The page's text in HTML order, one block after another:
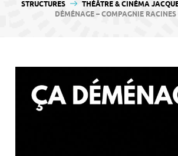
STRUCTURES
THÉÂTRE & CINÉMA
DÉMÉNAGE – COMPAGNIE RACINES